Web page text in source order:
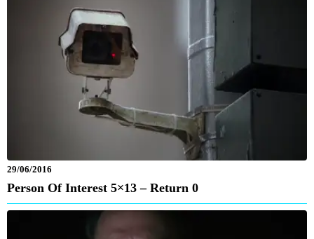
29/06/2016
Person Of Interest 5×13 – Return 0